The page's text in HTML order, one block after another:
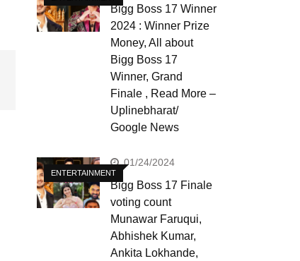
Bigg Boss 17 Winner
2024 : Winner Prize
Money, All about
Bigg Boss 17
Winner, Grand
Finale , Read More –
Uplinebharat/
Google News
ENTERTAINMENT
01/24/2024
Bigg Boss 17 Finale
voting count
Munawar Faruqui,
Abhishek Kumar,
Ankita Lokhande,